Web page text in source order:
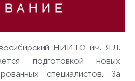
В А Н И Е
НИИТО им. Я.Л.
подготовкой новых
специалистов. За